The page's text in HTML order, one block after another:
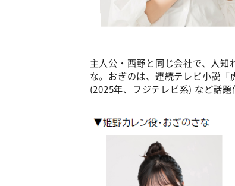
主人公・西野と同じ会社で、人
な。おぎのは、連続テレビ小説「
(2025年、フジテレビ系) など話題